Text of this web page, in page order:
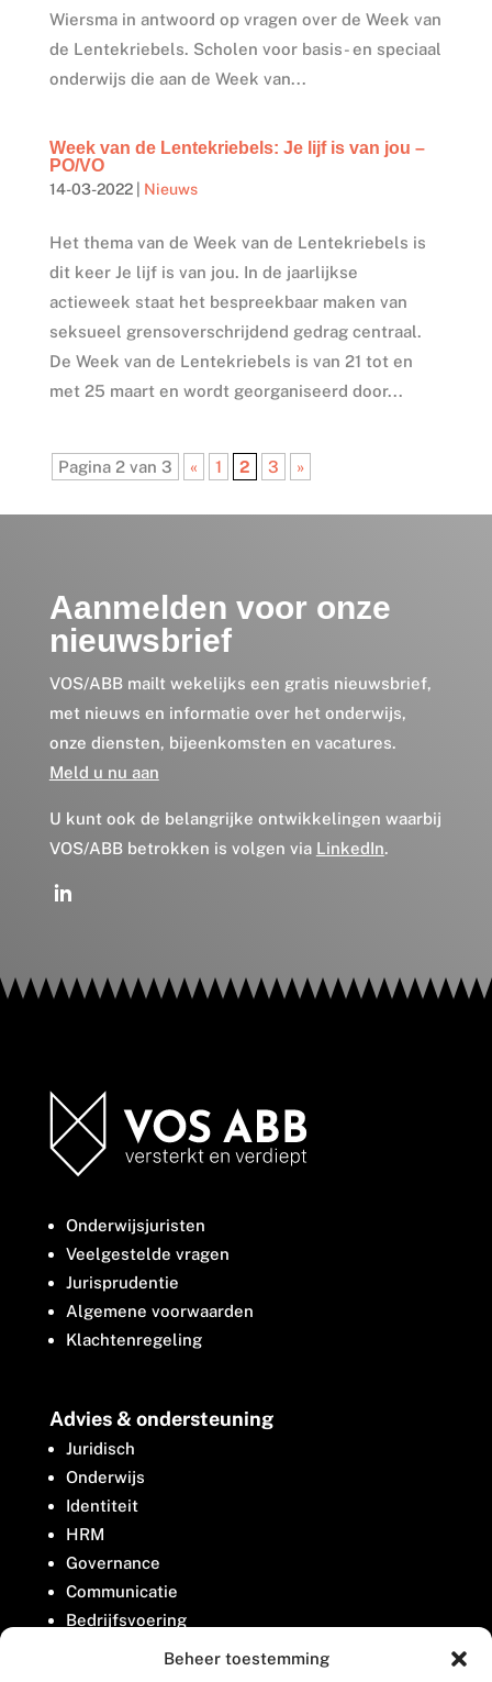
Beheer toestemming
Wiersma in antwoord op vragen over de Week van
de Lentekriebels. Scholen voor basis- en speciaal
onderwijs die aan de Week van...
Week van de Lentekriebels: Je lijf is van jou –
PO/VO
14-03-2022| Nieuws
Het thema van de Week van de Lentekriebels is
dit keer Je lijf is van jou. In de jaarlijkse
actieweek staat het bespreekbaar maken van
seksueel grensoverschrijdend gedrag centraal.
De Week van de Lentekriebels is van 21 tot en
met 25 maart en wordt georganiseerd door...
Pagina 2 van 3 « 1 2 3 »
Aanmelden voor onze
nieuwsbrief
VOS/ABB mailt wekelijks een gratis nieuwsbrief,
met nieuws en informatie over het onderwijs,
onze diensten, bijeenkomsten en vacatures.
Meld u nu aan
U kunt ook de belangrijke ontwikkelingen waarbij
VOS/ABB betrokken is volgen via LinkedIn.
Onderwijsjuristen
Veelgestelde vragen
Jurisprudentie
Algemene voorwaarden
Klachtenregeling
Advies & ondersteuning
Juridisch
Onderwijs
Identiteit
HRM
Governance
Communicatie
Bedrijfsvoering
Belangenbehartiging